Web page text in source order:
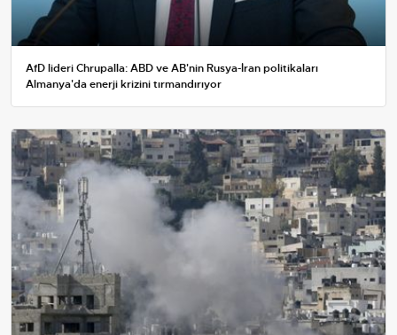
AfD lideri Chrupalla: ABD ve AB'nin Rusya-İran politikaları
Almanya'da enerji krizini tırmandırıyor